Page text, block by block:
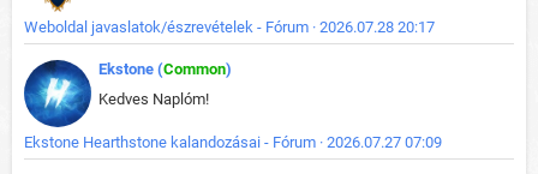
Weboldal javaslatok/észrevételek - Fórum · 2026.07.28 20:17
Ekstone (Common)
Kedves Naplóm!
Ekstone Hearthstone kalandozásai - Fórum · 2026.07.27 07:09